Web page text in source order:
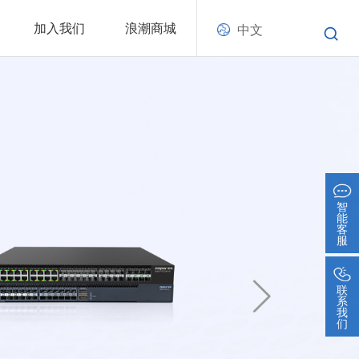
加入我们 浪潮商城 中文
智
能
客
服
联
系
我
们